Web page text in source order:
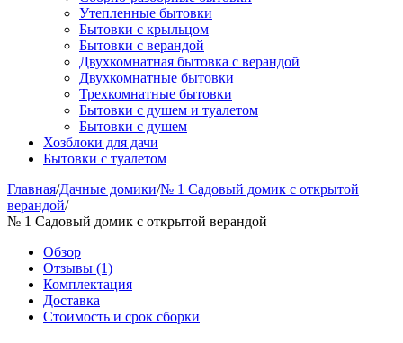
Утепленные бытовки
Бытовки с крыльцом
Бытовки с верандой
Двухкомнатная бытовка с верандой
Двухкомнатные бытовки
Трехкомнатные бытовки
Бытовки с душем и туалетом
Бытовки с душем
Хозблоки для дачи
Бытовки с туалетом
Главная/Дачные домики/№ 1 Садовый домик с открытой
верандой/
№ 1 Садовый домик с открытой верандой
Обзор
Отзывы (1)
Комплектация
Доставка
Стоимость и срок сборки